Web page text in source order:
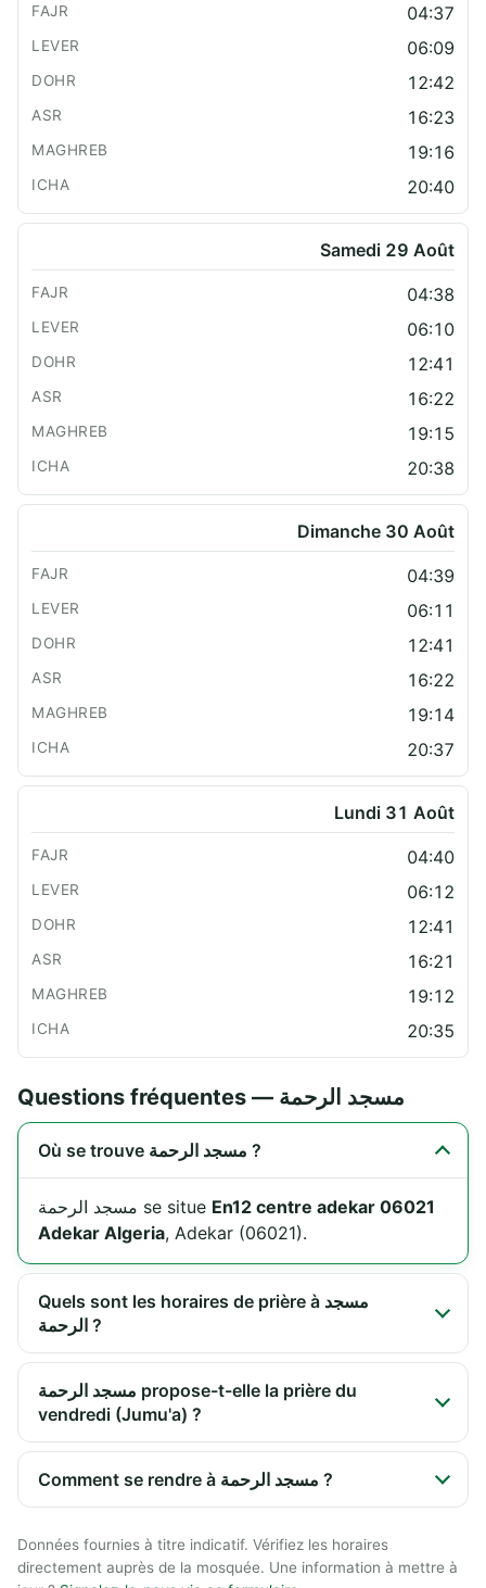
04:37
06:09
12:42
16:23
19:16
20:40
Samedi 29 Août
04:38
06:10
12:41
16:22
19:15
20:38
Dimanche 30 Août
04:39
06:11
12:41
16:22
19:14
20:37
Lundi 31 Août
04:40
06:12
12:41
16:21
19:12
20:35
Questions fréquentes — مسجد الرحمة
Où se trouve مسجد الرحمة ?
مسجد الرحمة se situe En12 centre adekar 06021
Adekar Algeria, Adekar (06021).
Quels sont les horaires de prière à مسجد
الرحمة ?
مسجد الرحمة propose-t-elle la prière du
vendredi (Jumu'a) ?
Comment se rendre à مسجد الرحمة ?
Données fournies à titre indicatif. Vérifiez les horaires
directement auprès de la mosquée. Une information à mettre à